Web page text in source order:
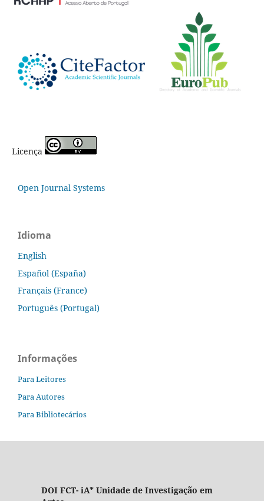
Licença
Open Journal Systems
Idioma
English
Español (España)
Français (France)
Português (Portugal)
Informações
Para Leitores
Para Autores
Para Bibliotecários
DOI FCT- iA* Unidade de Investigação em